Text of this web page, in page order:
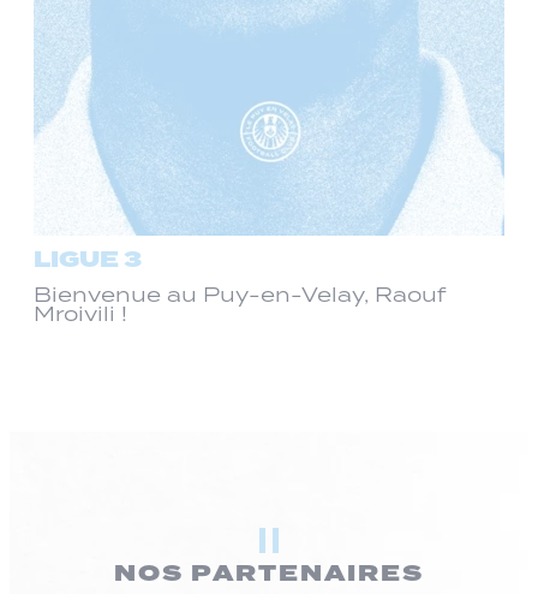
LIGUE 3
Bienvenue au Puy-en-Velay, Raouf
Mroivili !
NOS PARTENAIRES